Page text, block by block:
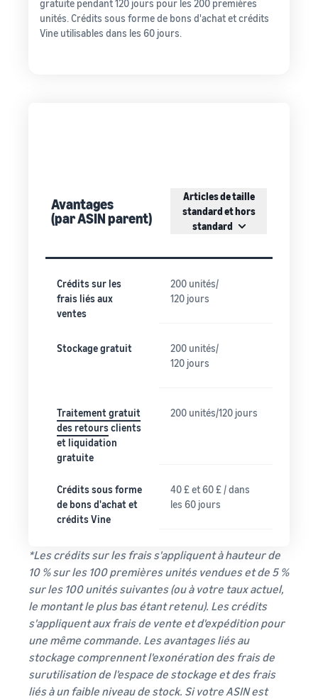
gratuite pendant 120 jours pour les 200 premières
unités. Crédits sous forme de bons d'achat et crédits
Vine utilisables dans les 60 jours.
Avantages
(par ASIN parent)
Articles de taille
standard et hors
standard
Crédits sur les
frais liés aux
ventes
200 unités/
120 jours
Stockage gratuit
200 unités/
120 jours
Traitement gratuit
des retoursclients
et liquidation
gratuite
200 unités/120 jours
Crédits sous forme
de bons d'achat et
crédits Vine
40 £ et 60 £ / dans
les 60 jours
*Les crédits sur les frais s'appliquent à hauteur de
10 % sur les 100 premières unités vendues et de 5 %
sur les 100 unités suivantes (ou à votre taux actuel,
le montant le plus bas étant retenu). Les crédits
s'appliquent aux frais de vente et d'expédition pour
une même commande. Les avantages liés au
stockage comprennent l'exonération des frais de
surutilisation de l'espace de stockage et des frais
liés à un faible niveau de stock. Si votre ASIN est